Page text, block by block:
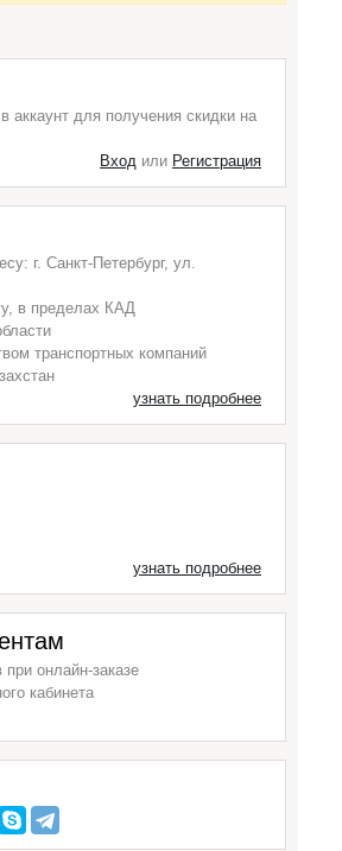
аккаунт для получения скидки на
Вход или Регистрация
г. Санкт-Петербург, ул.
в пределах КАД
транспортных компаний
узнать подробнее
узнать подробнее
онлайн-заказе
кабинета